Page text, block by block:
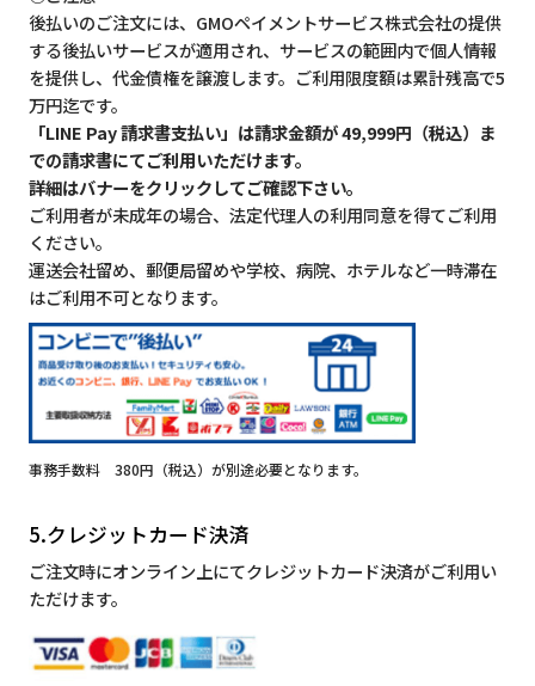
後払いのご注文には、GMOペイメントサービス株式会社の提供
する後払いサービスが適用され、サービスの範囲内で個人情報
を提供し、代金債権を譲渡します。ご利用限度額は累計残高で5
万円迄です。
「LINE Pay 請求書支払い」は請求金額が 49,999円（税込）ま
での請求書にてご利用いただけます。
詳細はバナーをクリックしてご確認下さい。
ご利用者が未成年の場合、法定代理人の利用同意を得てご利用
ください。
運送会社留め、郵便局留めや学校、病院、ホテルなど一時滞在
はご利用不可となります。
事務手数料 380円（税込）が別途必要となります。
5.クレジットカード決済
ご注文時にオンライン上にてクレジットカード決済がご利用い
ただけます。